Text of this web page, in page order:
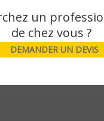
un
DEMANDER UN DEVIS